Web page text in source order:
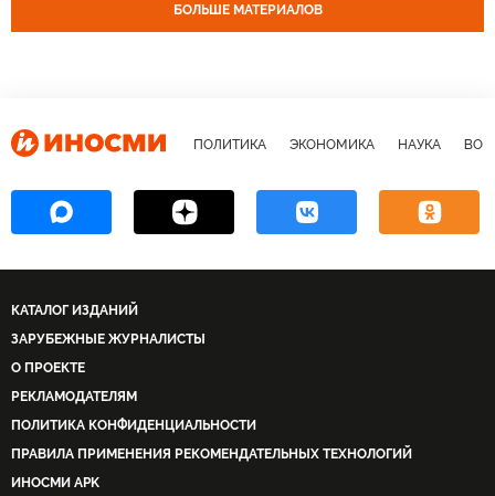
БОЛЬШЕ МАТЕРИАЛОВ
ПОЛИТИКА ЭКОНОМИКА НАУКА
КАТАЛОГ ИЗДАНИЙ
ЗАРУБЕЖНЫЕ ЖУРНАЛИСТЫ
О ПРОЕКТЕ
РЕКЛАМОДАТЕЛЯМ
ПОЛИТИКА КОНФИДЕНЦИАЛЬНОСТИ
ПРАВИЛА ПРИМЕНЕНИЯ РЕКОМЕНДАТЕЛЬНЫХ ТЕХНОЛОГИЙ
ИНОСМИ APK